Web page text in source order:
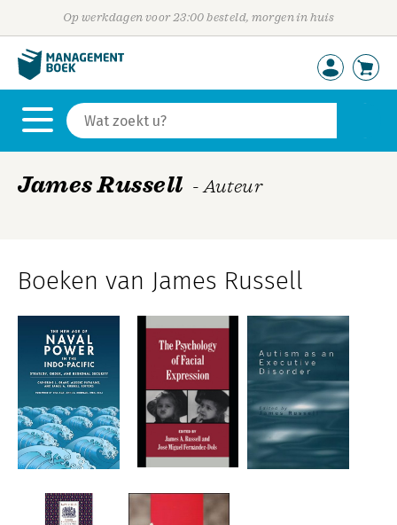
Op werkdagen voor 23:00 besteld, morgen in huis
James Russell - Auteur
Boeken van James Russell